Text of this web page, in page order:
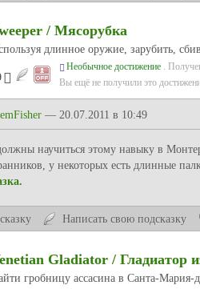
/ Мясорубка
длинное оружие, зарубить,
Необычное достижение .
Вы ещё не получили это
— 20.07.2011 в 10:49
научиться этому навыку в
у некоторых есть длинные
Написать свою подсказку
Gladiator / Гладиатор
гробницу ассасина в Санта-Мария-